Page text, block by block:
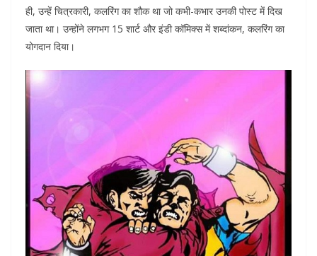
ही, उन्हें चित्रकारी, कलरिंग का शौक था जो कभी-कभार उनकी पोस्ट में दिख
जाता था। उन्होंने लगभग 15 शार्ट और इंडी कॉमिक्स में शब्दांकन, कलरिंग का
योगदान दिया।